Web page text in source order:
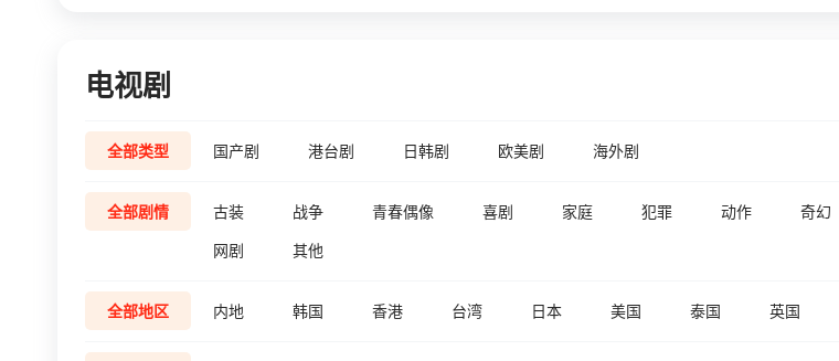
电视剧
全部类型 国产剧 港台剧 日韩剧 欧美剧 海外剧
全部剧情 古装 战争 青春偶像 喜剧 家庭 犯罪 动作 奇幻
网剧 其他
全部地区 内地 韩国 香港 台湾 日本 美国 泰国 英国